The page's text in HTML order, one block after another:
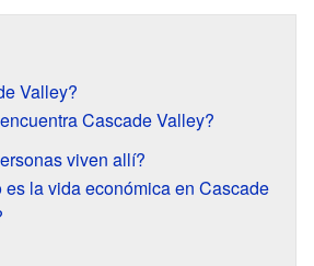
Valley?
Cascade Valley?
viven allí?
es la vida económica en Cascade